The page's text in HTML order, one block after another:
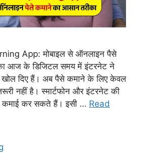
App: मोबाइल से ऑनलाइन पैसे
आज के डिजिटल समय में इंटरनेट ने
दिए हैं। अब पैसे कमाने के लिए केवल
नहीं है। स्मार्टफोन और इंटरनेट की
कमाई कर सकते हैं। इसी … Read